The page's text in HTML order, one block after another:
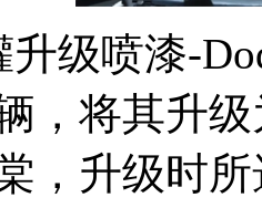
升级喷漆-
，将其升级
，升级时